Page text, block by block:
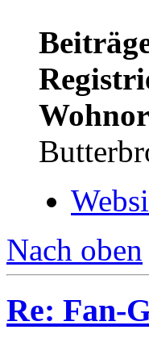
Nach oben
Re: Fan-